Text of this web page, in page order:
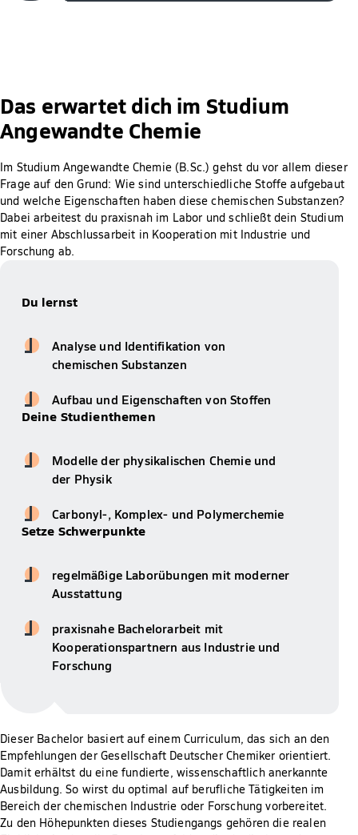
Das erwartet dich im Studium
Angewandte Chemie
Im Studium Angewandte Chemie (B.Sc.) gehst du vor allem dieser
Frage auf den Grund: Wie sind unterschiedliche Stoffe aufgebaut
und welche Eigenschaften haben diese chemischen Substanzen?
Dabei arbeitest du praxisnah im Labor und schließt dein Studium
mit einer Abschlussarbeit in Kooperation mit Industrie und
Forschung ab.
Du lernst
Analyse und Identifikation von
chemischen Substanzen
Aufbau und Eigenschaften von Stoffen
Deine Studienthemen
Modelle der physikalischen Chemie und
der Physik
Carbonyl-, Komplex- und Polymerchemie
Setze Schwerpunkte
regelmäßige Laborübungen mit moderner
Ausstattung
praxisnahe Bachelorarbeit mit
Kooperationspartnern aus Industrie und
Forschung
Dieser Bachelor basiert auf einem Curriculum, das sich an den
Empfehlungen der Gesellschaft Deutscher Chemiker orientiert.
Damit erhältst du eine fundierte, wissenschaftlich anerkannte
Ausbildung. So wirst du optimal auf berufliche Tätigkeiten im
Bereich der chemischen Industrie oder Forschung vorbereitet.
Zu den Höhepunkten dieses Studiengangs gehören die realen